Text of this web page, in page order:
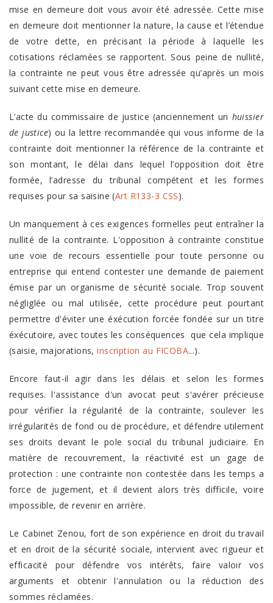
mise en demeure doit vous avoir été adressée. Cette mise
en demeure doit mentionner la nature, la cause et l’étendue
de votre dette, en précisant la période à laquelle les
cotisations réclamées se rapportent. Sous peine de nullité,
la contrainte ne peut vous être adressée qu’après un mois
suivant cette mise en demeure.
L’acte du commissaire de justice (anciennement un huissier
de justice) ou la lettre recommandée qui vous informe de la
contrainte doit mentionner la référence de la contrainte et
son montant, le délai dans lequel l’opposition doit être
formée, l’adresse du tribunal compétent et les formes
requises pour sa saisine (Art R133-3 CSS).
Un manquement à ces exigences formelles peut entraîner la
nullité de la contrainte. L'opposition à contrainte constitue
une voie de recours essentielle pour toute personne ou
entreprise qui entend contester une demande de paiement
émise par un organisme de sécurité sociale. Trop souvent
négliglée ou mal utilisée, cette procédure peut pourtant
permettre d'éviter une éxécution forcée fondée sur un titre
éxécutoire, avec toutes les conséquences que cela implique
(saisie, majorations,inscription au FICOBA...).
Encore faut-il agir dans les délais et selon les formes
requises. l'assistance d'un avocat peut s'avérer précieuse
pour vérifier la régularité de la contrainte, soulever les
irrégularités de fond ou de procédure, et défendre utilement
ses droits devant le pole social du tribunal judiciaire. En
matière de recouvrement, la réactivité est un gage de
protection : une contrainte non contestée dans les temps a
force de jugement, et il devient alors très difficile, voire
impossible, de revenir en arrière.
Le Cabinet Zenou, fort de son expérience en droit du travail
et en droit de la sécurité sociale, intervient avec rigueur et
efficacité pour défendre vos intérêts, faire valoir vos
arguments et obtenir l'annulation ou la réduction des
sommes réclamées.